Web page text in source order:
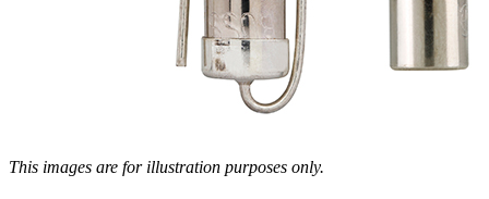
This images are for illustration purposes only.